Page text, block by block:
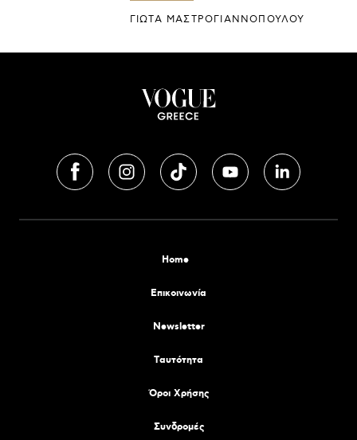
ΓΙΩΤΑ ΜΑΣΤΡΟΓΙΑΝΝΟΠΟΥΛΟΥ
Home
Επικοινωνία
Newsletter
Tαυτότητα
Όροι Χρήσης
Συνδρομές